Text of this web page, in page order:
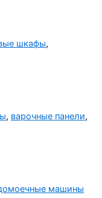
шкафы,
, варочные панели,
машины